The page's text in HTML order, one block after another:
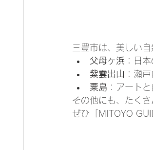
三豊市は、美しい
父母ヶ浜 ：日
紫雲出山 ：瀬
粟島 ：アート
その他にも、たくさ
ぜひ「MITOYO